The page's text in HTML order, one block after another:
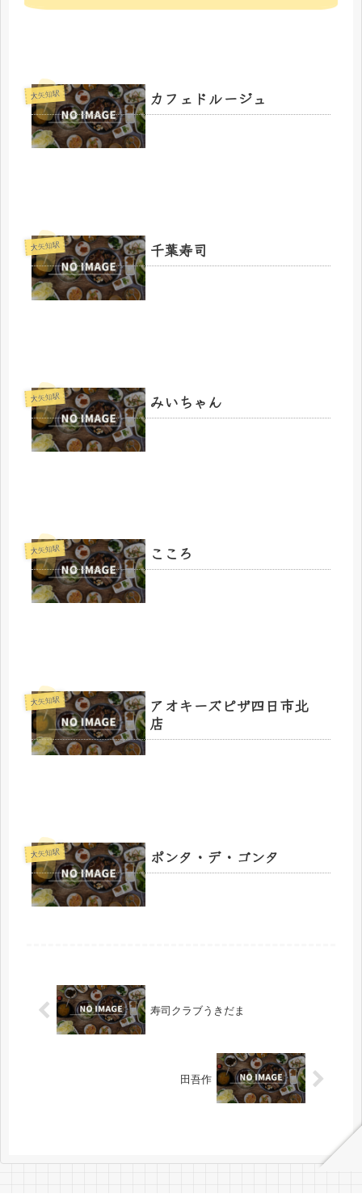
大矢知駅 カフェドルージュ
大矢知駅 千葉寿司
大矢知駅 みいちゃん
大矢知駅 こころ
大矢知駅
アオキーズピザ四日市北
店
大矢知駅 ポンタ・デ・ゴンタ
寿司クラブうきだま
田吾作